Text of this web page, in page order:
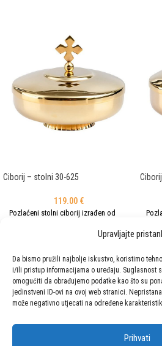
Upravljajte
Da bismo pružili najbolje iskustvo, koristimo
i/ili pristup informacijama o uređaju. Suglasnost
omogućiti da obrađujemo podatke kao što su
jedinstveni ID-ovi na ovoj web stranici.
može negativno utjecati na određene
Prihvati
Ciborij – stolni 30-625
119.00 €
Pozlaćeni stolni ciborij izrađen od
elegantnim dizajnom. Zahvaljujući
za čuvanje i liturgijsko izlaganje
manjeg broja posvećenih hostija u
kapelama, samostanima i prigodnim
bogoslužjima. Visina šalice je 10 cm.
kapacitet cca 40 hostija.
za
130